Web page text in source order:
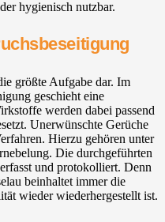
hygienisch nutzbar.
größte Aufgabe dar. Im
geschieht eine
werden dabei passend
Unerwünschte Gerüche
Hierzu gehören unter
Die durchgeführten
und protokolliert. Denn
beinhaltet immer die
wieder wiederhergestellt ist.